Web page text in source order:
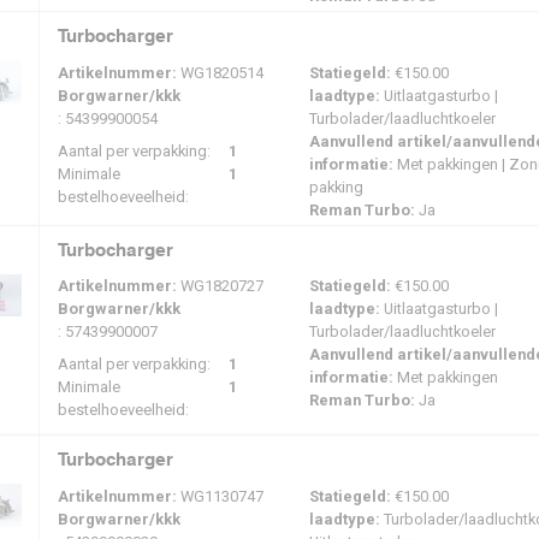
wordt een ReMan-turbo gemaakt?
begint met de inspectie van de kern van de turbo. De eenheid
olieresten en andere verontreinigingen te verwijderen.
delen worden geïnspecteerd en indien nodig vervangen. Het
werking bij hoge toerentallen te garanderen. Na hermontage wordt de
voldoet, voordat hij weer klaar voor montage.
is het verschil tussen een gereviseerde
de termen soms door elkaar worden gebruikt, is er een belangrijk
meestal gerepareerd door een beperkt aantal versleten onderdelen te
proces, waaronder volledige demontage, inspectie, vervanging van
prestatienormen te brengen. Termen als ‘gereconditioneerde
processen te beschrijven.
een turbo worden gereviseerd?
gevallen kan een turbo worden gereviseerd, afhankelijk van de staat van
problemen zijn versleten lagers, beschadigde afdichtingen
kunnen zijn: ongewone geluiden, verminderde laaddruk of verminderde
zijn, is het mogelijk om de turbo te reviseren. Bij ernstige schade is
Turbocharger
Artikelnummer: WG1820514
Borgwarner/kkk
: 54399900054
Aantal per verpakking:
1
Minimale
bestelhoeveelheid:
1
Statiegeld: €150.00
laadtype: Uitlaatgasturbo |
Turbolader/laadluchtkoeler
Aanvullend artikel/
informatie: Met pakkingen |
pakking
Reman Turbo: Ja
Turbocharger
Artikelnummer: WG1820727
Borgwarner/kkk
: 57439900007
Aantal per verpakking:
1
Minimale
bestelhoeveelheid:
1
Statiegeld: €150.00
laadtype: Uitlaatgasturbo |
Turbolader/laadluchtkoeler
Aanvullend artikel/
informatie: Met pakkingen
Reman Turbo: Ja
Turbocharger
Artikelnummer: WG1130747
Borgwarner/kkk
Statiegeld: €150.00
laadtype: Turbolader/